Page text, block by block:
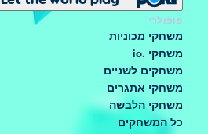
פופולרי
משחקי מכוניות
משחקי .io
משחקים לשניים
משחקי אתגרים
משחקי הלבשה
כל המשחקים